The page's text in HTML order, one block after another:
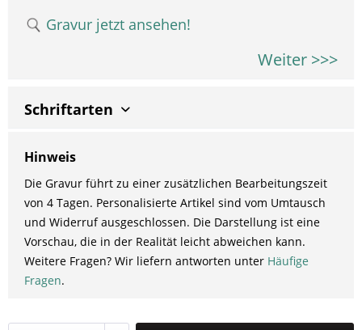
Gravur jetzt ansehen!
Weiter >>>
Schriftarten
Hinweis
Die Gravur führt zu einer zusätzlichen Bearbeitungszeit
von 4 Tagen. Personalisierte Artikel sind vom Umtausch
und Widerruf ausgeschlossen. Die Darstellung ist eine
Vorschau, die in der Realität leicht abweichen kann.
Weitere Fragen? Wir liefern antworten unter Häufige
Fragen.